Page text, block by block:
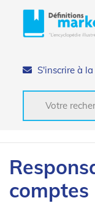
S'inscrire à
comptes